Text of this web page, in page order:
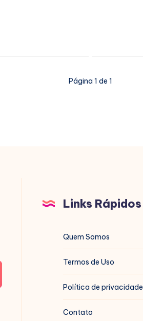
Página 1 de 1
Links Rápidos
Quem Somos
Termos de Uso
Política de privacidade
Contato